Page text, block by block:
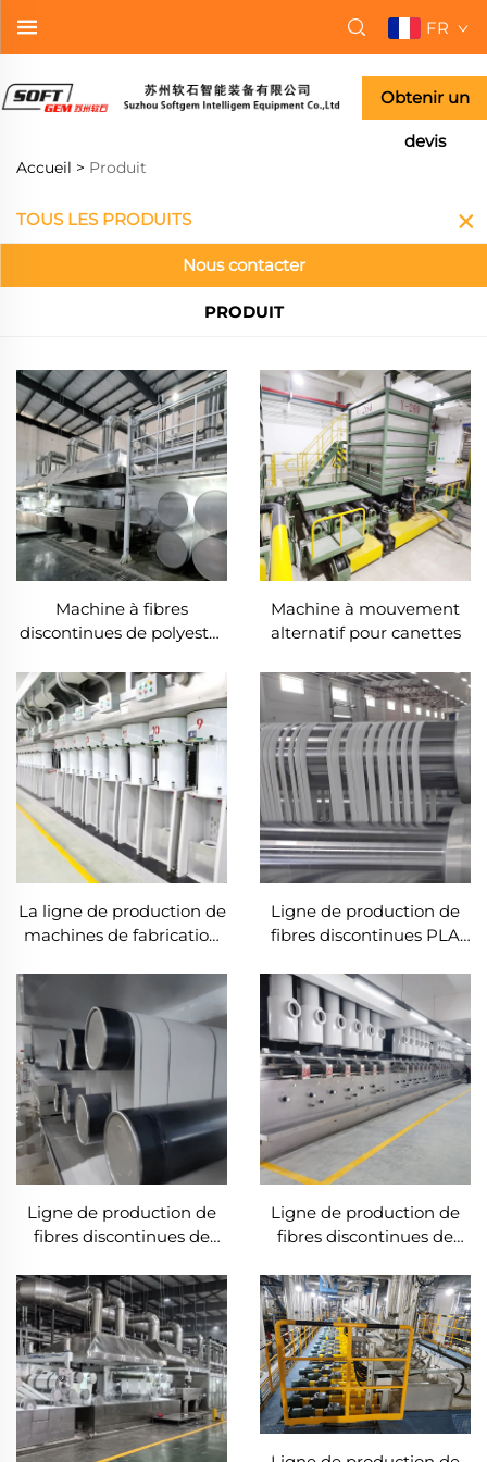
FR
Obtenir un
devis
Accueil > Produit
TOUS LES PRODUITS
Nous contacter
PRODUIT
Machine à fibres
discontinues de polyester
Machine à mouvement
alternatif pour canettes
La ligne de production de
machines de fabrication
flexibles produit des fibres
creuses et solides
Ligne de production de
fibres discontinues PLA
fabrication de fibres de
maïs
Ligne de production de
fibres discontinues de
ES
Ligne de production de
fibres discontinues de